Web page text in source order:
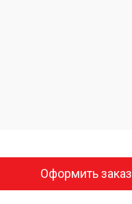
Оформить заказ